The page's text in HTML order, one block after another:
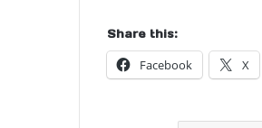
Share this:
Facebook X